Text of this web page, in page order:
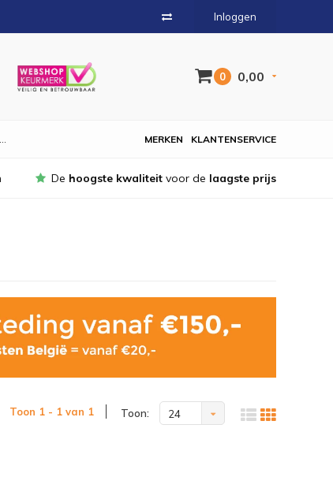
Inloggen
0 0,00
KLANTENSERVICE
MERKEN
De hoogste kwaliteit voor de laagste prijs
Toon 1 - 1 van 1 Toon: 24